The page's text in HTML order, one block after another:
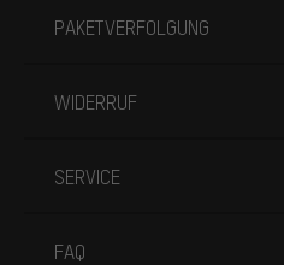
PAKETVERFOLGUNG
WIDERRUF
SERVICE
FAQ